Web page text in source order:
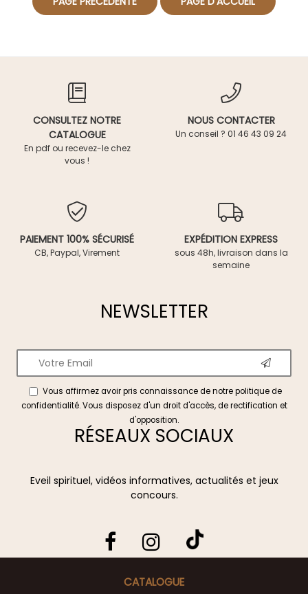
CONSULTEZ NOTRE
CATALOGUE
En pdf ou recevez-le chez
vous !
NOUS CONTACTER
Un conseil ? 01 46 43 09 24
PAIEMENT 100% SÉCURISÉ
CB, Paypal, Virement
EXPÉDITION EXPRESS
sous 48h, livraison dans la
semaine
NEWSLETTER
Vous affirmez avoir pris connaissance de notrepolitique de
confidentialité. Vous disposez d'un droit d'accès, de rectification et
d'opposition.
RÉSEAUX SOCIAUX
Eveil spirituel, vidéos informatives, actualités et jeux
concours.
CATALOGUE